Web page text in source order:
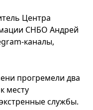
Центра
СНБО Андрей
каналы,
прогремели два
месту
службы.